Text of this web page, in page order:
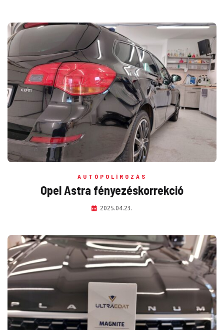
AUTÓPOLÍROZÁS
Opel Astra fényezéskorrekció
2025.04.23.